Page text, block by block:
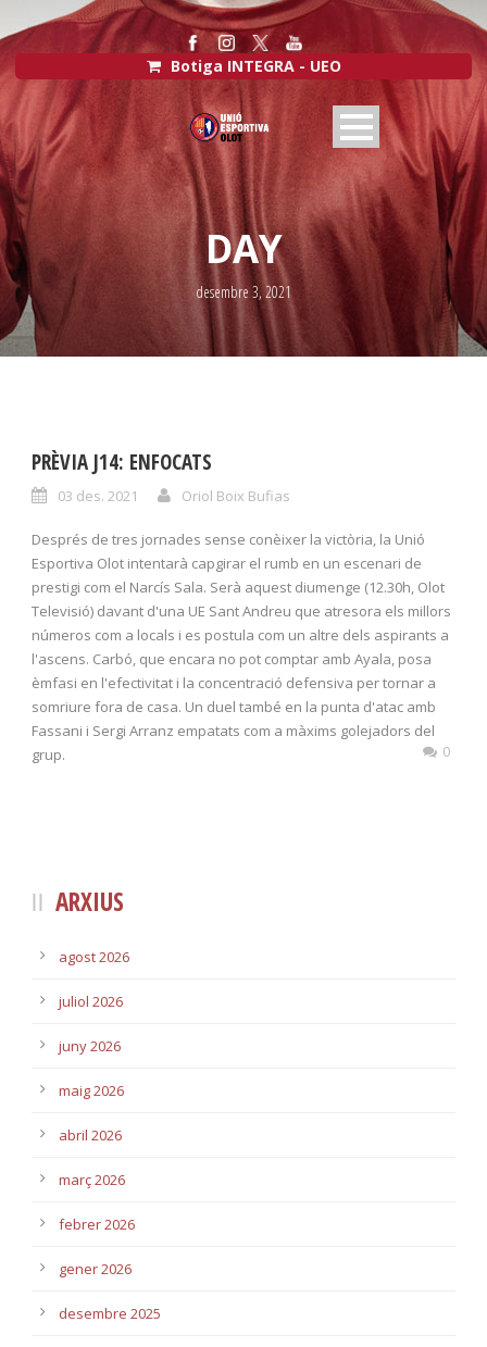
Botiga INTEGRA - UEO
DAY
desembre 3, 2021
PRÈVIA J14: ENFOCATS
03 des. 2021 Oriol Boix Bufias
Després de tres jornades sense conèixer la victòria, la Unió
Esportiva Olot intentarà capgirar el rumb en un escenari de
prestigi com el Narcís Sala. Serà aquest diumenge (12.30h, Olot
Televisió) davant d'una UE Sant Andreu que atresora els millors
números com a locals i es postula com un altre dels aspirants a
l'ascens. Carbó, que encara no pot comptar amb Ayala, posa
èmfasi en l'efectivitat i la concentració defensiva per tornar a
somriure fora de casa. Un duel també en la punta d'atac amb
Fassani i Sergi Arranz empatats com a màxims golejadors del
grup.
0
ARXIUS
agost 2026
juliol 2026
juny 2026
maig 2026
abril 2026
març 2026
febrer 2026
gener 2026
desembre 2025